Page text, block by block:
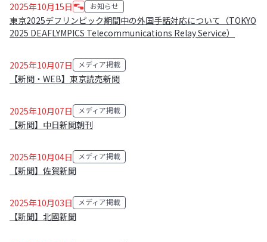
東京2025デフリンピック期間中の外国手話対応について（TOKYO
2025 DEAFLYMPICS Telecommunications Relay Service）
2025年10月15日 カテゴリ:
お知らせ
【新聞・WEB】東京読売新聞
2025年10月07日 カテゴリ:
メディア掲載
【新聞】中日新聞朝刊
2025年10月07日 カテゴリ:
メディア掲載
【新聞】佐賀新聞
2025年10月04日 カテゴリ:
メディア掲載
【新聞】北國新聞
2025年10月03日 カテゴリ:
メディア掲載